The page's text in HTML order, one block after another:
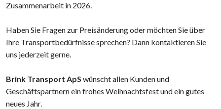
Zusammenarbeit in 2026.
Haben Sie Fragen zur Preisänderung oder möchten Sie über
Ihre Transportbedürfnisse sprechen? Dann kontaktieren Sie
uns jederzeit gerne.
Brink Transport ApS wünscht allen Kunden und
Geschäftspartnern ein frohes Weihnachtsfest und ein gutes
neues Jahr.​